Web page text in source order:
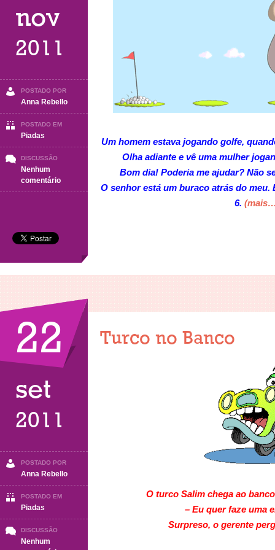
nov
2011
POSTADO POR
Anna Rebello
POSTADO EM
Piadas
DISCUSSÃO
Nenhum
comentárioem
GOLF
Um homem estava jogando golfe,
Olha adiante e vê uma mulher
Bom dia! Poderia me ajudar? Não
O senhor está um buraco atrás do meu.
6.
22
set
2011
POSTADO POR
Anna Rebello
POSTADO EM
Piadas
DISCUSSÃO
Nenhum
Turco no Banco
O turco Salim chega ao
– Eu quer faze uma
Surpreso, o gerente